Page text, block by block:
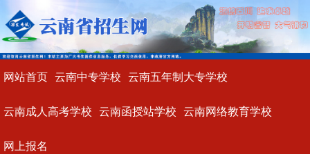
网站首页 云南中专学校 云南五年制大专学校
云南成人高考学校 云南函授站学校 云南网络教育学校
网上报名